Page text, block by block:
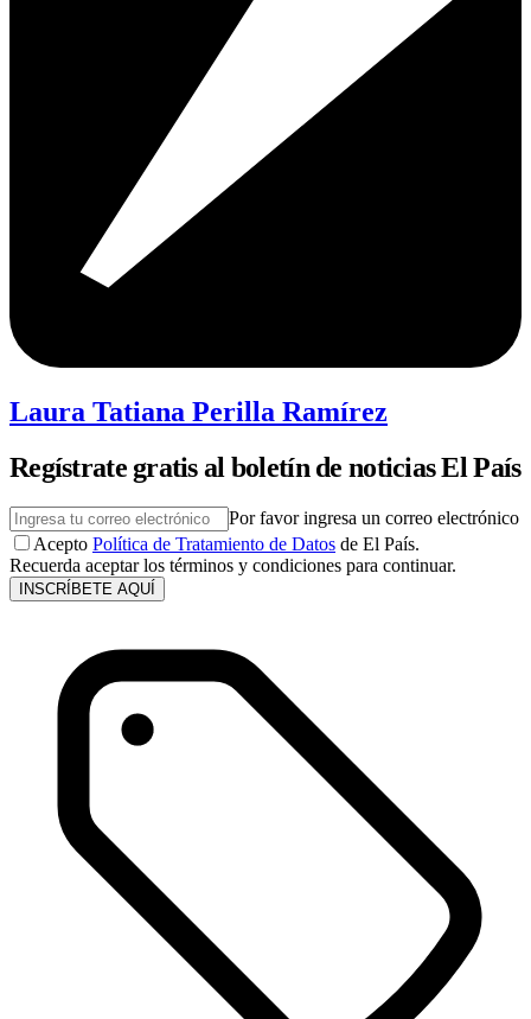
Laura Tatiana Perilla Ramírez
Regístrate gratis al boletín de noticias El País
Por favor ingresa un correo electrónico
Acepto Política de Tratamiento de Datos de El País.
Recuerda aceptar los términos y condiciones para continuar.
INSCRÍBETE AQUÍ